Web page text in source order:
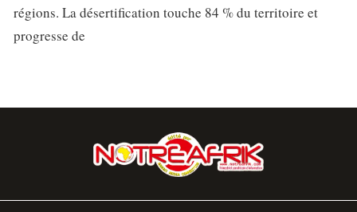
régions. La désertification touche 84 % du territoire et
progresse de